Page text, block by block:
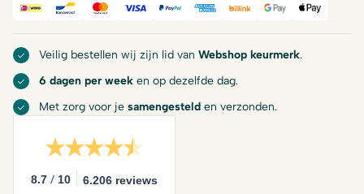
iDeal Bancontact
Mastercard
Visa PayPalAmerican Express
BillinkGoogle Pay
Apple
Veilig bestellen wij zijn lid van Webshop keurmerk.
6 dagen per week en op dezelfde dag.
Met zorg voor je samengesteld en verzonden.
8.7 / 10 6.206 reviews